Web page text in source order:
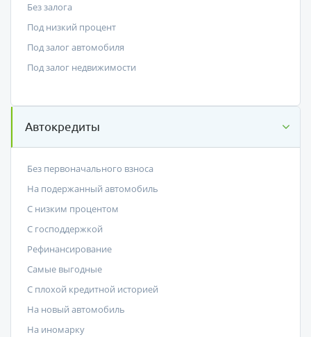
Без залога
Под низкий процент
Под залог автомобиля
Под залог недвижимости
Автокредиты
Без первоначального взноса
На подержанный автомобиль
С низким процентом
C господдержкой
Рефинансирование
Самые выгодные
С плохой кредитной историей
На новый автомобиль
На иномарку